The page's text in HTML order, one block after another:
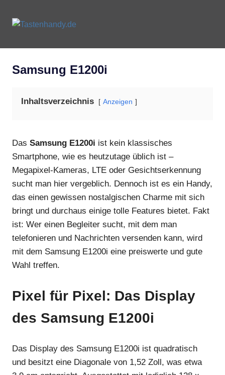
Inhalt
Phones
Samsung E1200i
Inhaltsverzeichnis Anzeigen
Das Samsung E1200i ist kein klassisches
Smartphone, wie es heutzutage üblich ist –
Megapixel-Kameras, LTE oder Gesichtserkennung
sucht man hier vergeblich. Dennoch ist es ein Handy,
das einen gewissen nostalgischen Charme mit sich
bringt und durchaus einige tolle Features bietet. Fakt
ist: Wer einen Begleiter sucht, mit dem man
telefonieren und Nachrichten versenden kann, wird
mit dem Samsung E1200i eine preiswerte und gute
Wahl treffen.
Pixel für Pixel: Das Display
des Samsung E1200i
Das Display des Samsung E1200i ist quadratisch
und besitzt eine Diagonale von 1,52 Zoll, was etwa